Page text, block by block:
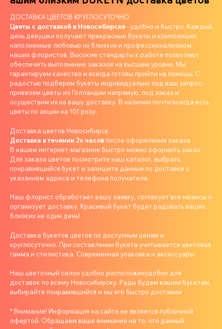
ДОСТАВКА ЦВЕТОВ КРУГЛОСУТОЧНО
Цветы с доставкой в Новосибирске- удобно и быстро. Каждый
день девушки получают прекрасные букеты и композиции,
наполненные любовью их близких и профессионализмом
наших флористов. Высокие стандарты к работе позволяют
обеспечить выполнение заказов на высшем уровне. Мы
гарантируем качество и всегда готовы прийти на помощь. С
радостью подберем букеты индивидуально под ваш запрос,
привезем цветы из Голландии напрямую, под заказ и
осуществим их на вашу доставку. В наличии почти всегда есть
цветы по акции на 101 розу.
Доставка цветов Новосибирск
Доставка в течении 2х часов после оформления заказа
В нашем интернет-магазине быстро можно оформить заказ.
Для заказа цветов посмотрите наш каталог, выбрать
понравившийся букет и запишите данные по доставке с
указанием адреса и телефона получателя.
Наш флорист обработает вашу заявку, согласует все нюансы и
организует доставку. Красивый букет будет радовать ваших
близких не один день!
Доставка букетов цветов по доступным ценам и
круглосуточно. При составлении букета учитывается цветовая
гамма и стилистика. Современная упаковка и аксессуары.
Наш цветочный салон удобно расположенудобно для
доставок по всему Новосибирску. Рады будем вашим букетам,
выбирайте понравившийся и мы его быстро доставим
* Внимание! Информация на сайте не является публичной
офертой. Обращаем ваше внимание на то, что данный